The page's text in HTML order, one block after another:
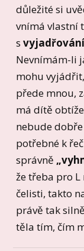
důležité si
vnímá vlastní
s
Nevnímám-li
mohu
přede mnou,
má dítě
nebude
potřebné k
správně
že třeba pro
čelisti, takto
právě tak
těla tím, čím